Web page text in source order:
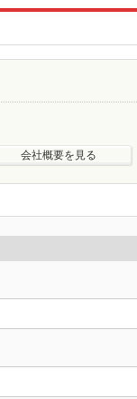
会社概要を見る